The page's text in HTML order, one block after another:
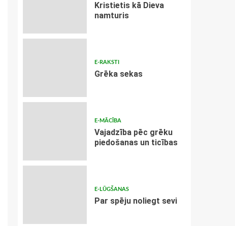
Kristietis kā Dieva
namturis
E-RAKSTI
Grēka sekas
E-MĀCĪBA
Vajadzība pēc grēku
piedošanas un ticības
E-LŪGŠANAS
Par spēju noliegt sevi